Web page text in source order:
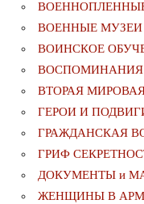
ВОЕННЫЕ МУЗЕИ
ВОИНСКОЕ
ВОСПОМИНАНИЯ
ВТОРАЯ
ГЕРОИ И
ГРАЖДАНСКАЯ
ГРИФ
ДОКУМЕНТЫ и
ЖЕНЩИНЫ В